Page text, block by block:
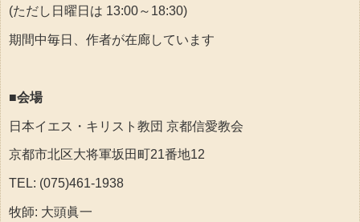
(ただし日曜日は 13:00～18:30)
期間中毎日、作者が在廊しています
■会場
日本イエス・キリスト教団 京都信愛教会
京都市北区大将軍坂田町21番地12
TEL: (075)461-1938
牧師: 大頭眞一